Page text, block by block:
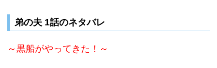
弟の夫 1話のネタバレ
～黒船がやってきた！～